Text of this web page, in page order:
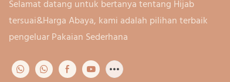
Selamat datang untuk bertanya tentang Hijab
tersuai&Harga Abaya, kami adalah pilihan terbaik
pengeluar Pakaian Sederhana